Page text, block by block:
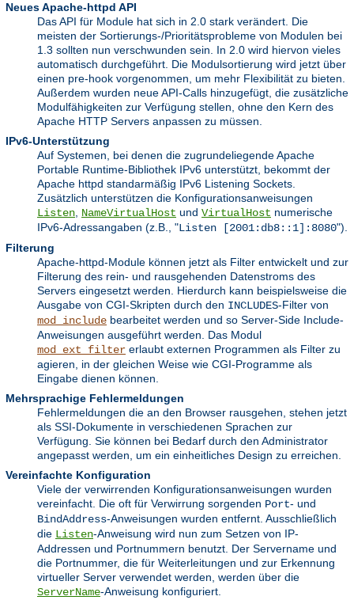
Neues Apache-httpd API
Das API für Module hat sich in 2.0 stark verändert. Die
meisten der Sortierungs-/Prioritätsprobleme von Modulen bei
1.3 sollten nun verschwunden sein. In 2.0 wird hiervon vieles
automatisch durchgeführt. Die Modulsortierung wird jetzt über
einen pre-hook vorgenommen, um mehr Flexibilität zu bieten.
Außerdem wurden neue API-Calls hinzugefügt, die zusätzliche
Modulfähigkeiten zur Verfügung stellen, ohne den Kern des
Apache HTTP Servers anpassen zu müssen.
IPv6-Unterstützung
Auf Systemen, bei denen die zugrundeliegende Apache
Portable Runtime-Bibliothek IPv6 unterstützt, bekommt der
Apache httpd standarmäßig IPv6 Listening Sockets.
Zusätzlich unterstützen die Konfigurationsanweisungen
Listen NameVirtualHost und VirtualHost numerische
IPv6-Adressangaben (z.B., "Listen [2001:db8::1]:8080").
Filterung
Apache-httpd-Module können jetzt als Filter entwickelt und zur
Filterung des rein- und rausgehenden Datenstroms des
Servers eingesetzt werden. Hierdurch kann beispielsweise die
Ausgabe von CGI-Skripten durch den INCLUDES-Filter von
mod_include bearbeitet werden und so Server-Side Include-
Anweisungen ausgeführt werden. Das Modul
mod_ext_filter erlaubt externen Programmen als Filter zu
agieren, in der gleichen Weise wie CGI-Programme als
Eingabe dienen können.
Mehrsprachige Fehlermeldungen
Fehlermeldungen die an den Browser rausgehen, stehen jetzt
als SSI-Dokumente in verschiedenen Sprachen zur
Verfügung. Sie können bei Bedarf durch den Administrator
angepasst werden, um ein einheitliches Design zu erreichen.
Vereinfachte Konfiguration
Viele der verwirrenden Konfigurationsanweisungen wurden
vereinfacht. Die oft für Verwirrung sorgenden Port- und
BindAddress-Anweisungen wurden entfernt. Ausschließlich
die Listen-Anweisung wird nun zum Setzen von IP-
Addressen und Portnummern benutzt. Der Servername und
die Portnummer, die für Weiterleitungen und zur Erkennung
virtueller Server verwendet werden, werden über die
ServerName-Anweisung konfiguriert.